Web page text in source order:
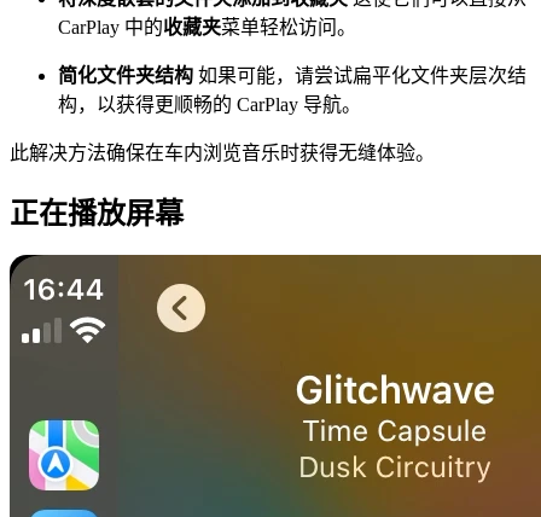
CarPlay 中的收藏夹菜单轻松访问。
简化文件夹结构 如果可能，请尝试扁平化文件夹层次结
构，以获得更顺畅的 CarPlay 导航。
此解决方法确保在车内浏览音乐时获得无缝体验。
正在播放屏幕